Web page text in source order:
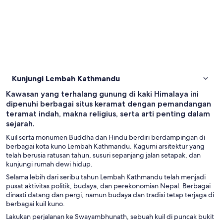
Kunjungi Lembah Kathmandu
Kawasan yang terhalang gunung di kaki Himalaya ini
dipenuhi berbagai situs keramat dengan pemandangan
teramat indah, makna religius, serta arti penting dalam
sejarah.
Kuil serta monumen Buddha dan Hindu berdiri berdampingan di
berbagai kota kuno Lembah Kathmandu. Kagumi arsitektur yang
telah berusia ratusan tahun, susuri sepanjang jalan setapak, dan
kunjungi rumah dewi hidup.
Selama lebih dari seribu tahun Lembah Kathmandu telah menjadi
pusat aktivitas politik, budaya, dan perekonomian Nepal. Berbagai
dinasti datang dan pergi, namun budaya dan tradisi tetap terjaga di
berbagai kuil kuno.
Lakukan perjalanan ke Swayambhunath, sebuah kuil di puncak bukit